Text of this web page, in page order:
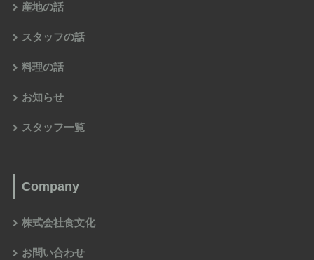
産地の話
スタッフの話
料理の話
お知らせ
スタッフ一覧
Company
株式会社食文化
お問い合わせ